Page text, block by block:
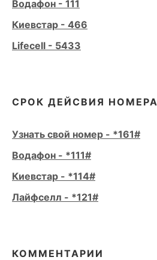
Водафон - 111
Киевстар - 466
Lifecell - 5433
СРОК ДЕЙСВИЯ НОМЕРА
Узнать свой номер - *161#
Водафон - *111#
Киевстар - *114#
Лайфселл - *121#
КОММЕНТАРИИ